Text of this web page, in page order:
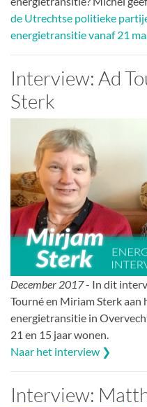
de Utrechtse politieke
energietransitie vanaf 21
Interview: Ad
Sterk
December 2017- In dit
Tourné en Miriam Sterk
energietransitie in
21 en 15 jaar wonen.
Naar het interview ❯
Interview: